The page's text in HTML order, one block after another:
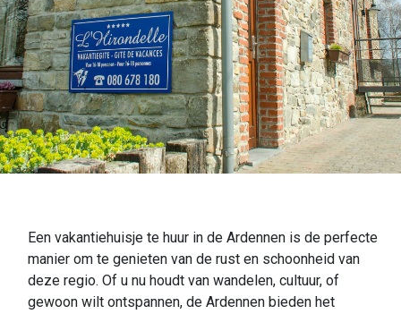
Een vakantiehuisje te huur in de Ardennen is de perfecte
manier om te genieten van de rust en schoonheid van
deze regio. Of u nu houdt van wandelen, cultuur, of
gewoon wilt ontspannen, de Ardennen bieden het